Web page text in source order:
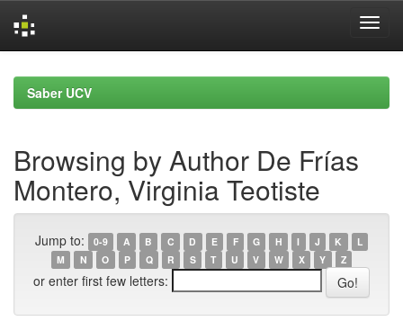
navigationSaber UCV
Browsing by Author De Frías
Montero, Virginia Teotiste
Jump to: 0-9 A B C D E F G H I J K
L
M
N O P Q R S T U V W X Y Z
or enter first few letters: